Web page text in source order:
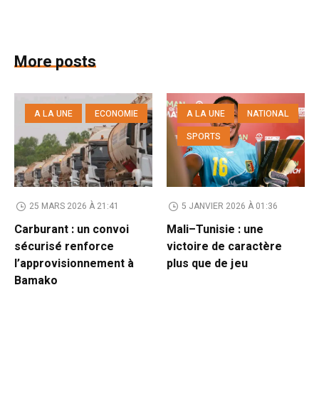
More posts
A LA UNE ECONOMIE
25 MARS 2026 À 21:41
Carburant : un convoi
sécurisé renforce
l’approvisionnement à
Bamako
A LA UNE
NATIONAL
SPORTS
5 JANVIER 2026 À 01:36
Mali–Tunisie : une
victoire de caractère
plus que de jeu